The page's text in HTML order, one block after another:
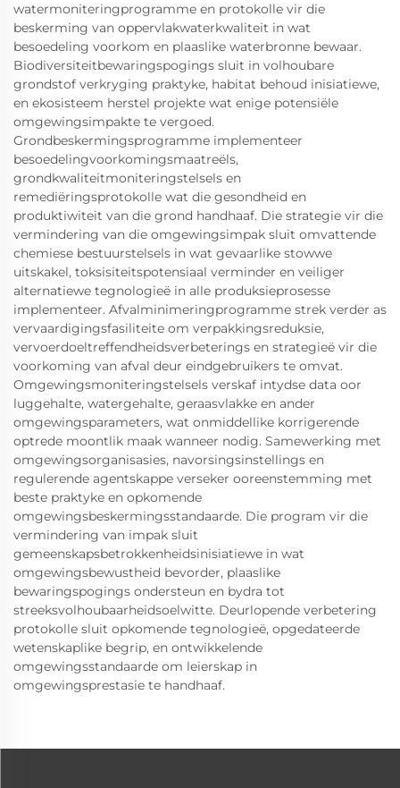
watermoniteringprogramme en protokolle vir die
beskerming van oppervlakwaterkwaliteit in wat
besoedeling voorkom en plaaslike waterbronne bewaar.
Biodiversiteitbewaringspogings sluit in volhoubare
grondstof verkryging praktyke, habitat behoud inisiatiewe,
en ekosisteem herstel projekte wat enige potensiële
omgewingsimpakte te vergoed.
Grondbeskermingsprogramme implementeer
besoedelingvoorkomingsmaatreëls,
grondkwaliteitmoniteringstelsels en
remediëringsprotokolle wat die gesondheid en
produktiwiteit van die grond handhaaf. Die strategie vir die
vermindering van die omgewingsimpak sluit omvattende
chemiese bestuurstelsels in wat gevaarlike stowwe
uitskakel, toksisiteitspotensiaal verminder en veiliger
alternatiewe tegnologieë in alle produksieprosesse
implementeer. Afvalminimeringprogramme strek verder as
vervaardigingsfasiliteite om verpakkingsreduksie,
vervoerdoeltreffendheidsverbeterings en strategieë vir die
voorkoming van afval deur eindgebruikers te omvat.
Omgewingsmoniteringstelsels verskaf intydse data oor
luggehalte, watergehalte, geraasvlakke en ander
omgewingsparameters, wat onmiddellike korrigerende
optrede moontlik maak wanneer nodig. Samewerking met
omgewingsorganisasies, navorsingsinstellings en
regulerende agentskappe verseker ooreenstemming met
beste praktyke en opkomende
omgewingsbeskermingsstandaarde. Die program vir die
vermindering van impak sluit
gemeenskapsbetrokkenheidsinisiatiewe in wat
omgewingsbewustheid bevorder, plaaslike
bewaringspogings ondersteun en bydra tot
streeksvolhoubaarheidsoelwitte. Deurlopende verbetering
protokolle sluit opkomende tegnologieë, opgedateerde
wetenskaplike begrip, en ontwikkelende
omgewingsstandaarde om leierskap in
omgewingsprestasie te handhaaf.